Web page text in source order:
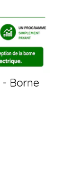
- Borne